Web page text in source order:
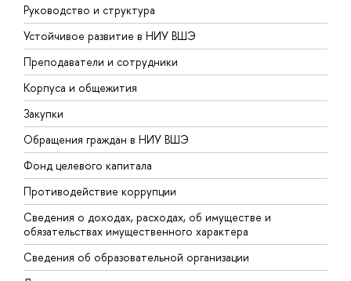
Руководство и структура
Устойчивое развитие в НИУ ВШЭ
Преподаватели и сотрудники
Корпуса и общежития
Закупки
Обращения граждан в НИУ ВШЭ
Фонд целевого капитала
Противодействие коррупции
Сведения о доходах, расходах, об имуществе и
обязательствах имущественного характера
Сведения об образовательной организации